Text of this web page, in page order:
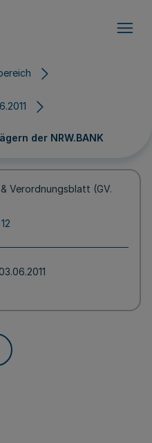
der NRW.BANK
Verordnungsblatt (GV.